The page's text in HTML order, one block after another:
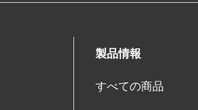
製品情報
すべての商品